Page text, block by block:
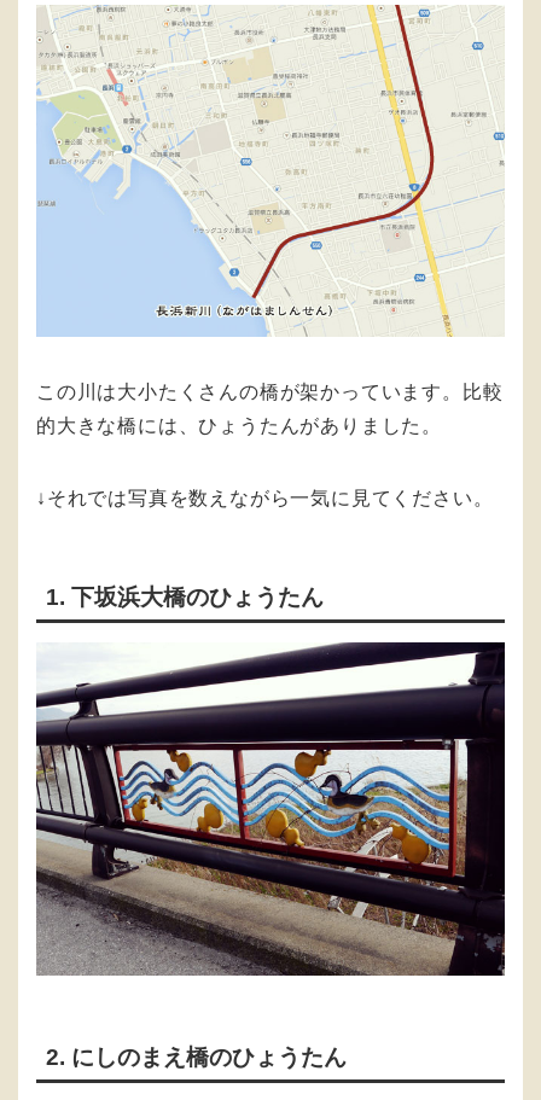
この川は大小たくさんの橋が架かっています。比較
的大きな橋には、ひょうたんがありました。
↓それでは写真を数えながら一気に見てください。
1. 下坂浜大橋のひょうたん
2. にしのまえ橋のひょうたん